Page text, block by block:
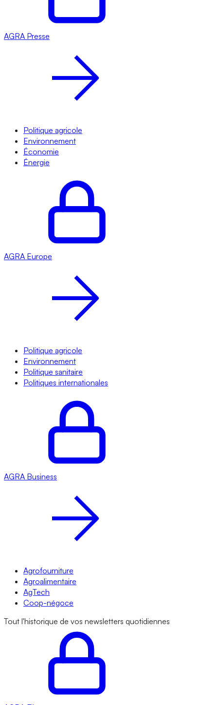
AGRA Presse
Politique agricole
Environnement
Économie
Énergie
AGRA Europe
Politique agricole
Environnement
Politique sanitaire
Politiques internationales
AGRA Business
Agrofourniture
Agroalimentaire
AgTech
Coop-négoce
Tout l'historique de vos newsletters quotidiennes